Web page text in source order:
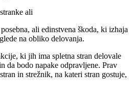
ali
ali edinstvena škoda, ki izhaja
na obliko delovanja.
ki jih ima spletna stran delovale
da bodo napake odpravljene. Prav
in strežnik, na kateri stran gostuje,